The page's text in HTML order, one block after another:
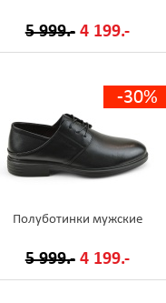
5 999.- 4 199.-
-30%
Полуботинки мужские
5 999.- 4 199.-